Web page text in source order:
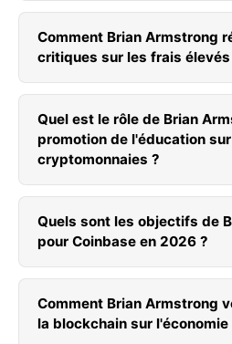
Comment Brian Armstrong
critiques sur les frais élevés
Quel est le rôle de Brian
promotion de l'éducation
cryptomonnaies ?
Quels sont les objectifs de
pour Coinbase en 2026 ?
Comment Brian Armstrong
la blockchain sur l'économie